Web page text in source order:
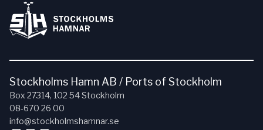
Stockholms Hamn AB / Ports of Stockholm
Box 27314, 102 54 Stockholm
08-670 26 00
info@stockholmshamnar.se